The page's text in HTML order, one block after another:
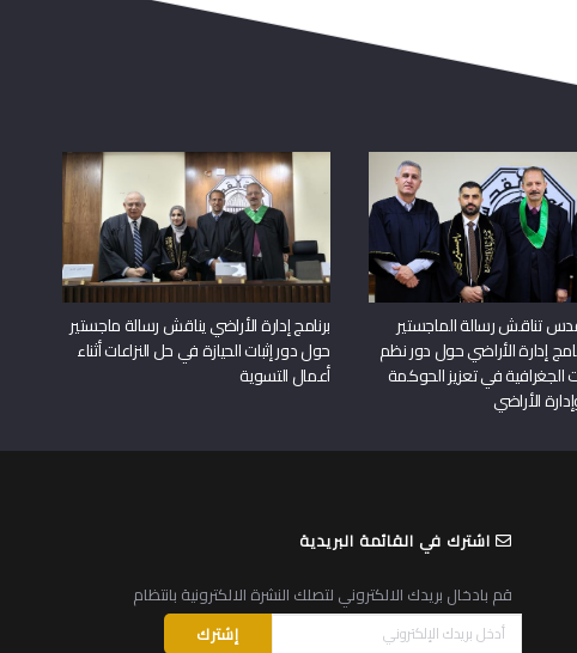
تناقش رسالة الماجستير
إدارة الأراضي حول دور نظم
الجغرافية في تعزيز الحوكمة
الأراضي
برنامج إدارة الأراضي يناقش رسالة ماجستير
حول دور إثبات الحيازة في حل النزاعات أثناء
أعمال التسوية
اشترك في القائمة البريدية
قم بادخال بريدك الالكتروني لتصلك النشرة الالكترونية بانتظام